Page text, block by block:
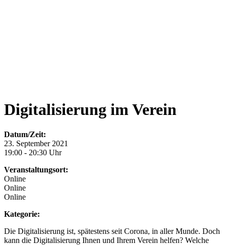
Digitalisierung im Verein
Datum/Zeit:
23. September 2021
19:00 - 20:30 Uhr
Veranstaltungsort:
Online
Online
Online
Kategorie:
Die Digitalisierung ist, spätestens seit Corona, in aller Munde. Doch
kann die Digitalisierung Ihnen und Ihrem Verein helfen? Welche